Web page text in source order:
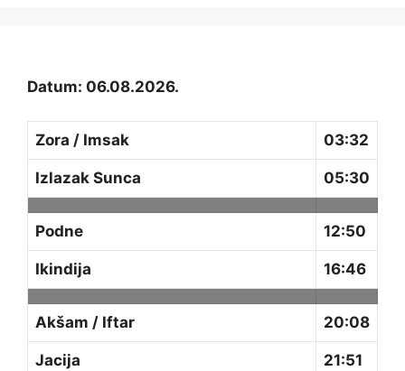
Datum: 06.08.2026.
Zora / Imsak 03:32
Izlazak Sunca 05:30
Podne 12:50
Ikindija 16:46
Akšam / Iftar 20:08
Jacija 21:51